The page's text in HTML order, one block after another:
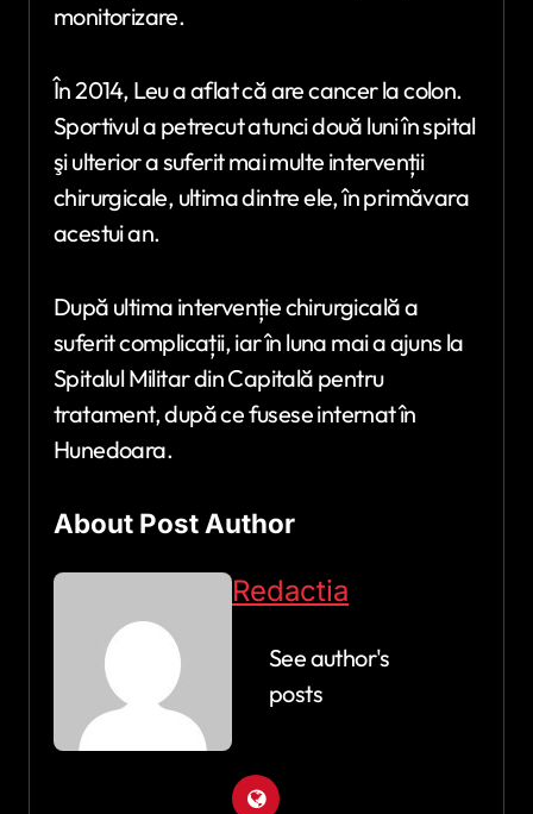
monitorizare.
În 2014, Leu a aflat că are cancer la colon.
Sportivul a petrecut atunci două luni în spital
şi ulterior a suferit mai multe intervenții
chirurgicale, ultima dintre ele, în primăvara
acestui an.
După ultima intervenție chirurgicală a
suferit complicații, iar în luna mai a ajuns la
Spitalul Militar din Capitală pentru
tratament, după ce fusese internat în
Hunedoara.
About Post Author
Redactia
See author's
posts